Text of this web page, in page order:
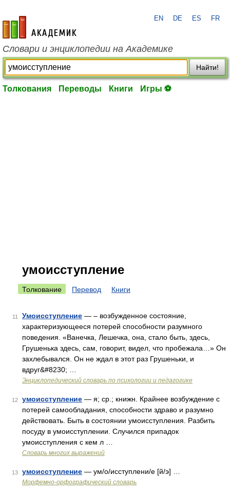
academic.ru
EN DE ES FR
Словари и энциклопедии на Академике
Найти!
Толкования Переводы Книги Игры ⚽
умоисступление
Толкование Перевод Книги
11 Умоисступление — – возбужденное состояние,
характеризующееся потерей способности разумного
поведения. «Ванечка, Лешечка, она, стало быть, здесь,
Грушенька здесь, сам, говорит, видел, что пробежала…» Он
захлебывался. Он не ждал в этот раз Грушеньки, и
вдруг&#8230; …
Энциклопедический словарь по психологии и педагогике
12 умоисступление — я; ср.; книжн. Крайнее возбуждение с
потерей самообладания, способности здраво и разумно
действовать. Быть в состоянии умоисступления. Разбить
посуду в умоисступлении. Случился припадок
умоисступления с кем л …
Словарь многих выражений
13 умоисступление — ум/о/исступлени/е [й/э] …
Морфемно-орфографический словарь